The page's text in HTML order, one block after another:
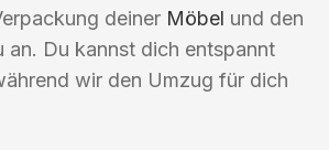
deiner Möbel und den
an. Du kannst dich entspannt
wir den Umzug für dich